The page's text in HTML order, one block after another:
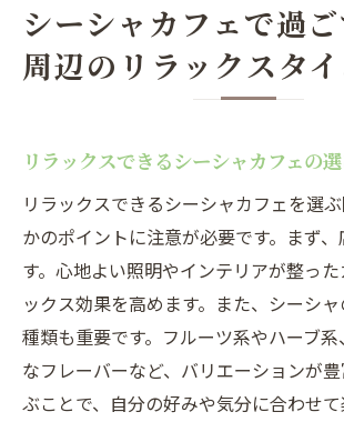
シーシャカフェで過
周辺のリラックスタ
リラックスできるシーシャカフェの
リラックスできるシーシャカフェを選
かのポイントに注意が必要です。まず
す。心地よい照明やインテリアが整っ
ックス効果を高めます。また、シーシ
種類も重要です。フルーツ系やハーブ
なフレーバーなど、バリエーションが
ぶことで、自分の好みや気分に合わせ